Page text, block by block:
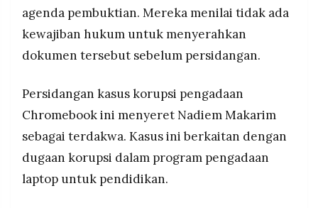
agenda pembuktian. Mereka menilai tidak ada
kewajiban hukum untuk menyerahkan
dokumen tersebut sebelum persidangan.
Persidangan kasus korupsi pengadaan
Chromebook ini menyeret Nadiem Makarim
sebagai terdakwa. Kasus ini berkaitan dengan
dugaan korupsi dalam program pengadaan
laptop untuk pendidikan.